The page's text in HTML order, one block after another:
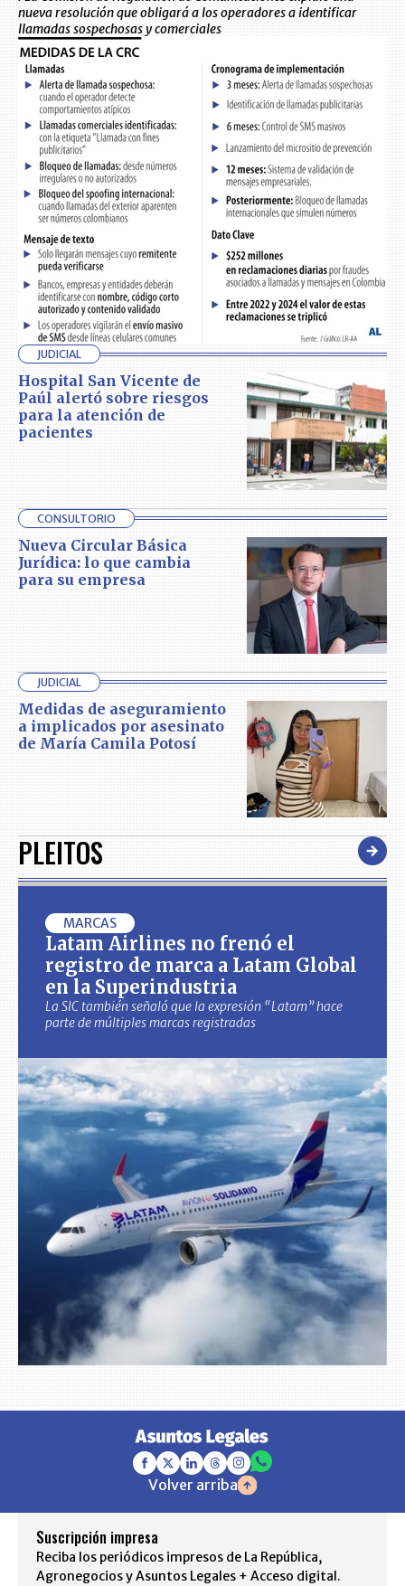
nueva resolución que obligará a los operadores a identificar
llamadas sospechosas y comerciales
JUDICIAL
Hospital San Vicente de
Paúl alertó sobre riesgos
para la atención de
pacientes
CONSULTORIO
Nueva Circular Básica
Jurídica: lo que cambia
para su empresa
JUDICIAL
Medidas de aseguramiento
a implicados por asesinato
de María Camila Potosí
PLEITOS
MARCAS
Latam Airlines no frenó el
registro de marca a Latam Global
en la Superindustria
La SIC también señaló que la expresión “Latam” hace
parte de múltiples marcas registradas
Volver arriba
Suscripción impresa
Reciba los periódicos impresos de La República,
Agronegocios y Asuntos Legales + Acceso digital.